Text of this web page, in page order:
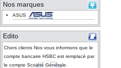
Nos marques
ASUS
Edito
Chers clients Nos vous informons que le
compte bancaire HSBC est remplacé par
le compte Scoiété Générale.